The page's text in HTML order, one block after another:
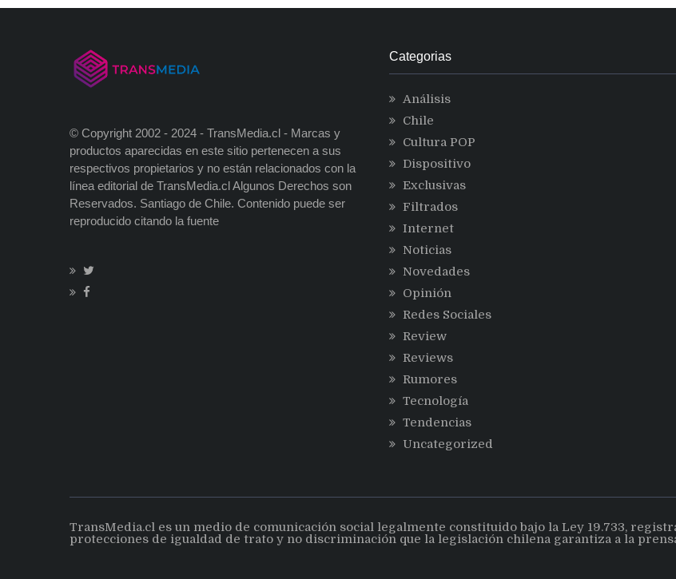
entradas
© Copyright 2002 - 2024 - TransMedia.cl - Marcas y
productos aparecidas en este sitio pertenecen a sus
respectivos propietarios y no están relacionados con la
línea editorial de TransMedia.cl Algunos Derechos son
Reservados. Santiago de Chile. Contenido puede ser
reproducido citando la fuente
Categorias
Análisis
Chile
Cultura POP
Dispositivo
Exclusivas
Filtrados
Internet
Noticias
Novedades
Opinión
Redes Sociales
Review
Reviews
Rumores
Tecnología
Tendencias
Uncategorized
TransMedia.cl es un medio de comunicación social legalmente constituido bajo la Ley 19.733,
protecciones de igualdad de trato y no discriminación que la legislación chilena garantiza a la